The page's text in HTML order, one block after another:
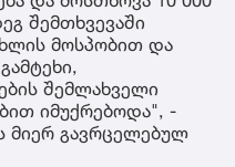
შემთხვევაში
მოსპობით და
შემლახველი
იმუქრებოდა", -
მიერ გავრცელებულ